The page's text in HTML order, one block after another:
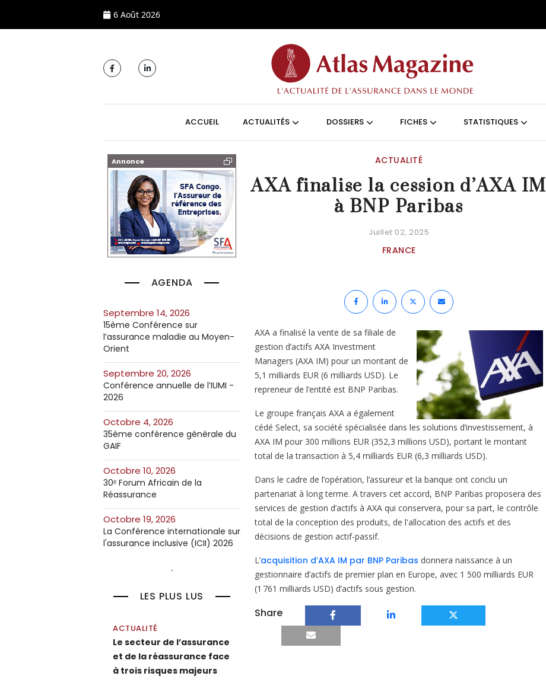
6 Août 2026
ACCUEIL ACTUALITÉS DOSSIERS FICHES STATISTIQUES
Annonce
AGENDA
septembre 14, 2026
15ème Conférence sur
l’assurance maladie au Moyen-
Orient
septembre 20, 2026
Conférence annuelle de l’IUMI -
2026
octobre 4, 2026
35ème conférence générale du
GAIF
octobre 10, 2026
30ᵉ Forum Africain de la
Réassurance
octobre 19, 2026
La Conférence internationale sur
l'assurance inclusive (ICII) 2026
LES PLUS LUS
ACTUALITÉ
Le secteur de l’assurance
et de la réassurance face
à trois risques majeurs
ACTUALITÉ
AXA finalise la cession d’AXA IM
à BNP Paribas
Juillet 02, 2025
FRANCE
AXA a finalisé la vente de sa filiale de
gestion d’actifs AXA Investment
Managers (AXA IM) pour un montant de
5,1 milliards EUR (6 milliards USD). Le
repreneur de l’entité est BNP Paribas.
Le groupe français AXA a également
cédé Select, sa société spécialisée dans les solutions d’investissement, à
AXA IM pour 300 millions EUR (352,3 millions USD), portant le montant
total de la transaction à 5,4 milliards EUR (6,3 milliards USD).
Dans le cadre de l’opération, l’assureur et la banque ont conclu un
partenariat à long terme. A travers cet accord, BNP Paribas proposera des
services de gestion d’actifs à AXA qui conservera, pour sa part, le contrôle
total de la conception des produits, de l'allocation des actifs et des
décisions de gestion actif-passif.
L’acquisition d’AXA IM par BNP Paribas donnera naissance à un
gestionnaire d’actifs de premier plan en Europe, avec 1 500 milliards EUR
(1 761 milliards USD) d’actifs sous gestion.
Share